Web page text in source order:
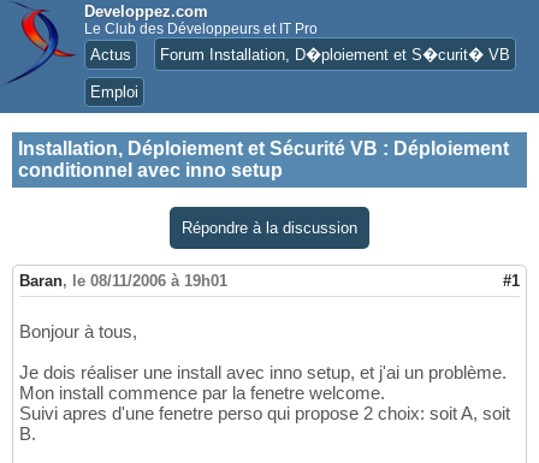
Developpez.com
Le Club des Développeurs et IT Pro
Actus Forum Installation, D�ploiement et S�curit� VB
Emploi
Installation, Déploiement et Sécurité VB : Déploiement
conditionnel avec inno setup
Répondre à la discussion
Baran, le 08/11/2006 à 19h01 #1
Bonjour à tous,
Je dois réaliser une install avec inno setup, et j'ai un problème.
Mon install commence par la fenetre welcome.
Suivi apres d'une fenetre perso qui propose 2 choix: soit A, soit
B.